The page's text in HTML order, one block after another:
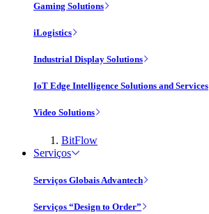
Gaming Solutions
iLogistics
Industrial Display Solutions
IoT Edge Intelligence Solutions and Services
Video Solutions
BitFlow
Serviços
Serviços Globais Advantech
Serviços “Design to Order”